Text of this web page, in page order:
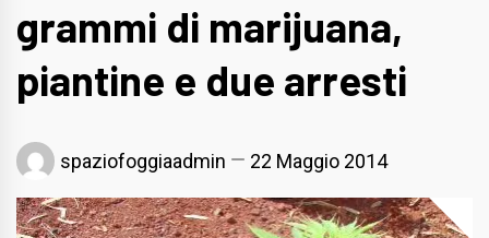
grammi di marijuana,
piantine e due arresti
spaziofoggiaadmin 22 Maggio 2014